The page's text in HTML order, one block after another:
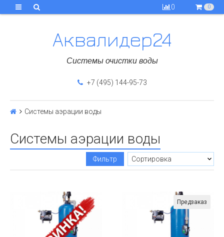
0 0
Аквалидер24
Системы очистки воды
+7 (495) 144-95-73
Системы аэрации воды
Системы аэрации воды
Фильтр
Предзаказ